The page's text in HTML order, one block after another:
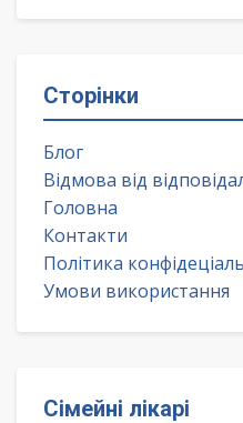
Сторінки
Блог
Відмова від
Головна
Контакти
Політика
Умови використання
Сімейні лікарі